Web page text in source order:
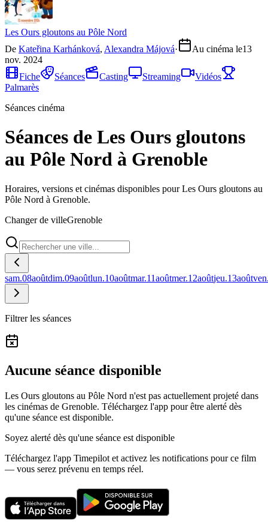
Les Ours gloutons au Pôle Nord
De Kateřina Karhánková, Alexandra Májová· Au cinéma le13
nov. 2024
Fiche
Séances Casting Streaming
Vidéos
Palmarès
Séances cinéma
Séances de Les Ours gloutons
au Pôle Nord à Grenoble
Horaires, versions et cinémas disponibles pour Les Ours gloutons au
Pôle Nord à Grenoble.
Changer de villeGrenoble
sam.08aoûtdim.09aoûtlun.10aoûtmar.11aoûtmer.12aoûtjeu.13août
Filtrer les séances
Aucune séance disponible
Les Ours gloutons au Pôle Nord n'est pas actuellement projeté dans
les cinémas de Grenoble. Téléchargez l'app pour être alerté dès
qu'une séance est disponible.
Soyez alerté dès qu'une séance est disponible
Téléchargez l'app Timepilot et activez les notifications pour ce film
— vous serez prévenu en temps réel.